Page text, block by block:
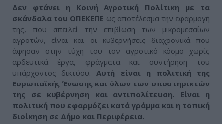
Δεν φτάνει η Κοινή Αγροτική Πολίτικη με τα
σκάνδαλα του ΟΠΕΚΕΠΕ ως αποτέλεσμα την εφαρμογή
της, που απειλεί την επιβίωση των μικρομεσαίων
αγροτών, είναι και οι κυβερνήσεις διαχρονικά που
άφησαν στην τύχη του τον αγροτικό κόσμο χωρίς
αρδευτικά έργα, φράγματα και συντήρηση του
υπάρχοντος δικτύου.Αυτή είναι η πολιτική της
Ευρωπαϊκής Ένωσης και όλων των υποστηρικτών
της σε κυβέρνηση και αντιπολίτευση. Είναι η
πολιτική που εφαρμόζει κατά γράμμα και η τοπική
διοίκηση σε Δήμο και Περιφέρεια.